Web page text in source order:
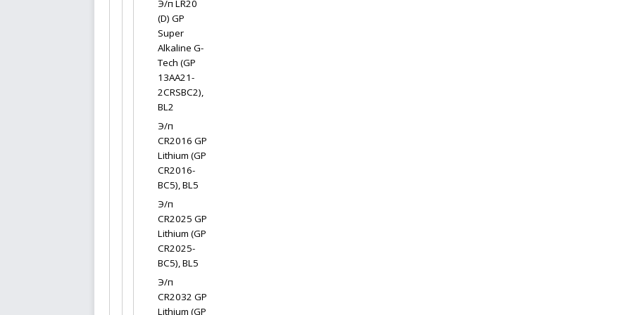
Э/п LR20
(D) GP
Super
Alkaline G-
Tech (GP
13AA21-
2CRSBC2),
BL2
Э/п
CR2016 GP
Lithium (GP
CR2016-
BC5), BL5
Э/п
CR2025 GP
Lithium (GP
CR2025-
BC5), BL5
Э/п
CR2032 GP
Lithium (GP